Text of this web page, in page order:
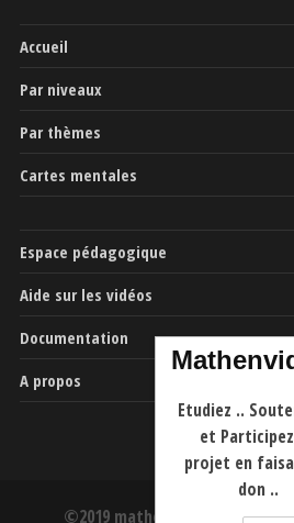
Accueil
Par niveaux
Par thèmes
Cartes mentales
Espace pédagogique
Aide sur les vidéos
Documentation
A propos
©2019 mathenvideo.fr -CGU-
Etudiez ..
et
projet en
don ..